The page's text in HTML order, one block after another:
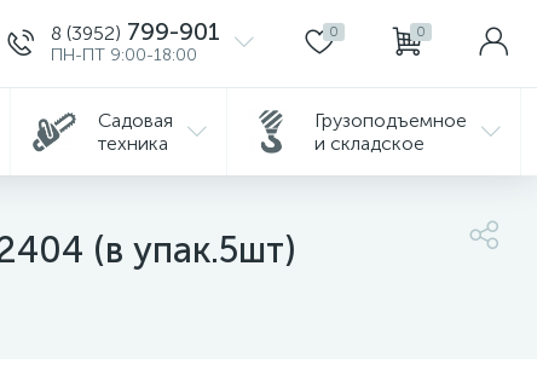
8 (3952) 799-901
ПН-ПТ 9:00-18:00
0 0
Садовая
техника
Грузоподъемное
и складское
(в упак.5шт)